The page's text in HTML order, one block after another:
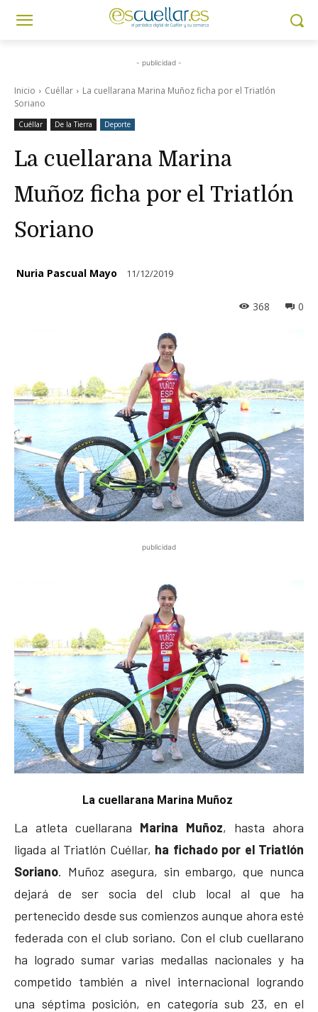
- publicidad -
Inicio Cuéllar
La cuellarana Marina Muñoz ficha por el Triatlón
Soriano
Cuéllar De la Tierra Deporte
La cuellarana Marina
Muñoz ficha por el Triatlón
Soriano
Nuria Pascual Mayo 11/12/2019
0
368
publicidad
La cuellarana Marina Muñoz
La atleta cuellarana Marina Muñoz, hasta ahora
ligada al Triatlón Cuéllar, ha fichado por el Triatlón
Soriano. Muñoz asegura, sin embargo, que nunca
dejará de ser socia del club local al que ha
pertenecido desde sus comienzos aunque ahora esté
federada con el club soriano. Con el club cuellarano
ha logrado sumar varias medallas nacionales y ha
competido también a nivel internacional logrando
una séptima posición, en categoría sub 23, en el